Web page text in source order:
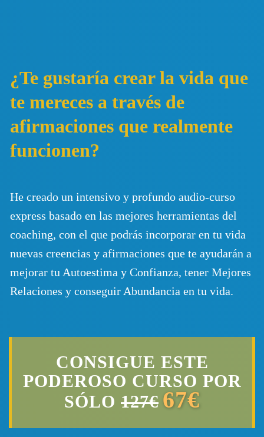
¿Te gustaría crear la vida que
te mereces a través de
afirmaciones que realmente
funcionen?
He creado un intensivo y profundo audio-curso
express basado en las mejores herramientas del
coaching, con el que podrás incorporar en tu vida
nuevas creencias y afirmaciones que te ayudarán a
mejorar tu Autoestima y Confianza, tener Mejores
Relaciones y conseguir Abundancia en tu vida.
CONSIGUE ESTE
PODEROSO CURSO POR
SÓLO 127€ 67€